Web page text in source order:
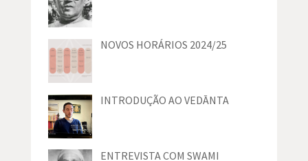
NOVOS HORÁRIOS 2024/25
INTRODUÇÃO AO VEDĀNTA
ENTREVISTA COM SWAMI